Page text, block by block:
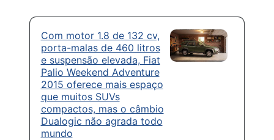
Com motor 1.8 de 132 cv,
porta-malas de 460 litros
e suspensão elevada, Fiat
Palio Weekend Adventure
2015 oferece mais espaço
que muitos SUVs
compactos, mas o câmbio
Dualogic não agrada todo
mundo